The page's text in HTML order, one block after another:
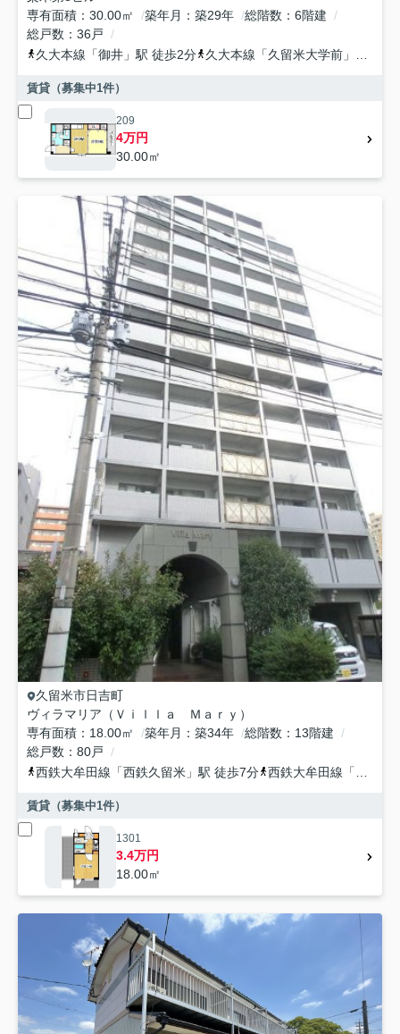
専有面積
30.00㎡ 築年月 築29年 総階数
6階建
総戸数
36戸
久大本線 「御井 」駅 徒歩2分 久大本線 「久留米大学前 」駅 徒歩16分
賃貸（募集中1件）
209
4万円
30.00㎡
久留米市日吉町
ヴィラマリア（Ｖｉｌｌａ Ｍａｒｙ）
専有面積
18.00㎡ 築年月 築34年 総階数
13階建
総戸数
80戸
西鉄大牟田線 「西鉄久留米 」駅 徒歩7分 西鉄大牟田線 「 櫛原
賃貸（募集中1件）
1301
3.4万円
18.00㎡